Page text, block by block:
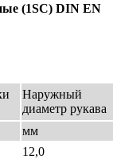
(1SC) DIN EN
Наружный
диаметр рукава
мм
12,0